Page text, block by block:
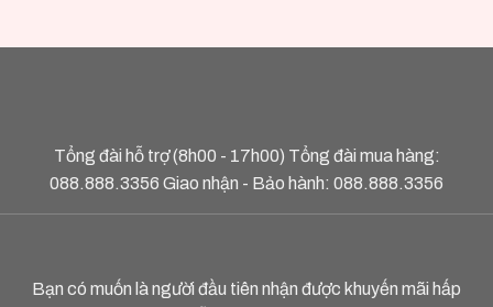
Tổng đài hỗ trợ (8h00 - 17h00) Tổng đài mua hàng:
088.888.3356 Giao nhận - Bảo hành: 088.888.3356
Bạn có muốn là người đầu tiên nhận được khuyến mãi hấp